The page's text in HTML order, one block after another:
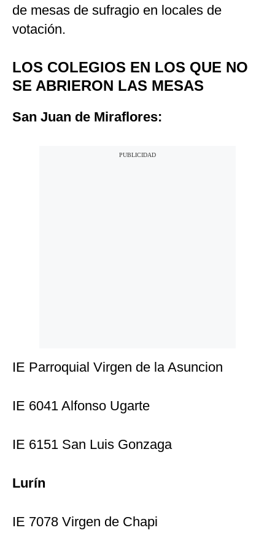
de mesas de sufragio en locales de
votación.
LOS COLEGIOS EN LOS QUE NO
SE ABRIERON LAS MESAS
San Juan de Miraflores:
IE Parroquial Virgen de la Asuncion
IE 6041 Alfonso Ugarte
IE 6151 San Luis Gonzaga
Lurín
IE 7078 Virgen de Chapi